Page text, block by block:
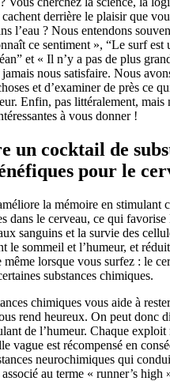
derrière le plaisir que
l’eau ? Nous entendons
ce sentiment », “Le surf est
et « Il n’y a pas de plus
nous satisfaire. Nous
et d’examiner de près ce
Enfin, pas littéralement, mais
à vous donner !
un cocktail de
pour le
la mémoire en stimulant
dans le cerveau, ce qui favorise
sanguins et la survie des
le sommeil et l’humeur, et
même lorsque vous surfez : le
substances chimiques.
chimiques vous aide à
rend heureux. On peut donc
de l’humeur. Chaque exploit
vague est récompensé en
neurochimiques qui
au terme « runner’s high